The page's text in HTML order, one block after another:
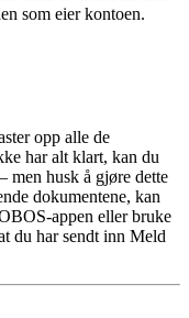
som eier kontoen.
opp alle de
har alt klart, kan du
men husk å gjøre dette
dokumentene, kan
appen eller bruke
du har sendt inn Meld